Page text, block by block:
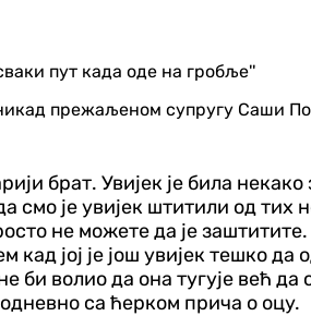
прежаљеном супругу Саши
брат. Увијек је била
смо је увијек штитили од
не можете да је
јој је још увијек тешко
би волио да она тугује већ
са ћерком прича о оцу.